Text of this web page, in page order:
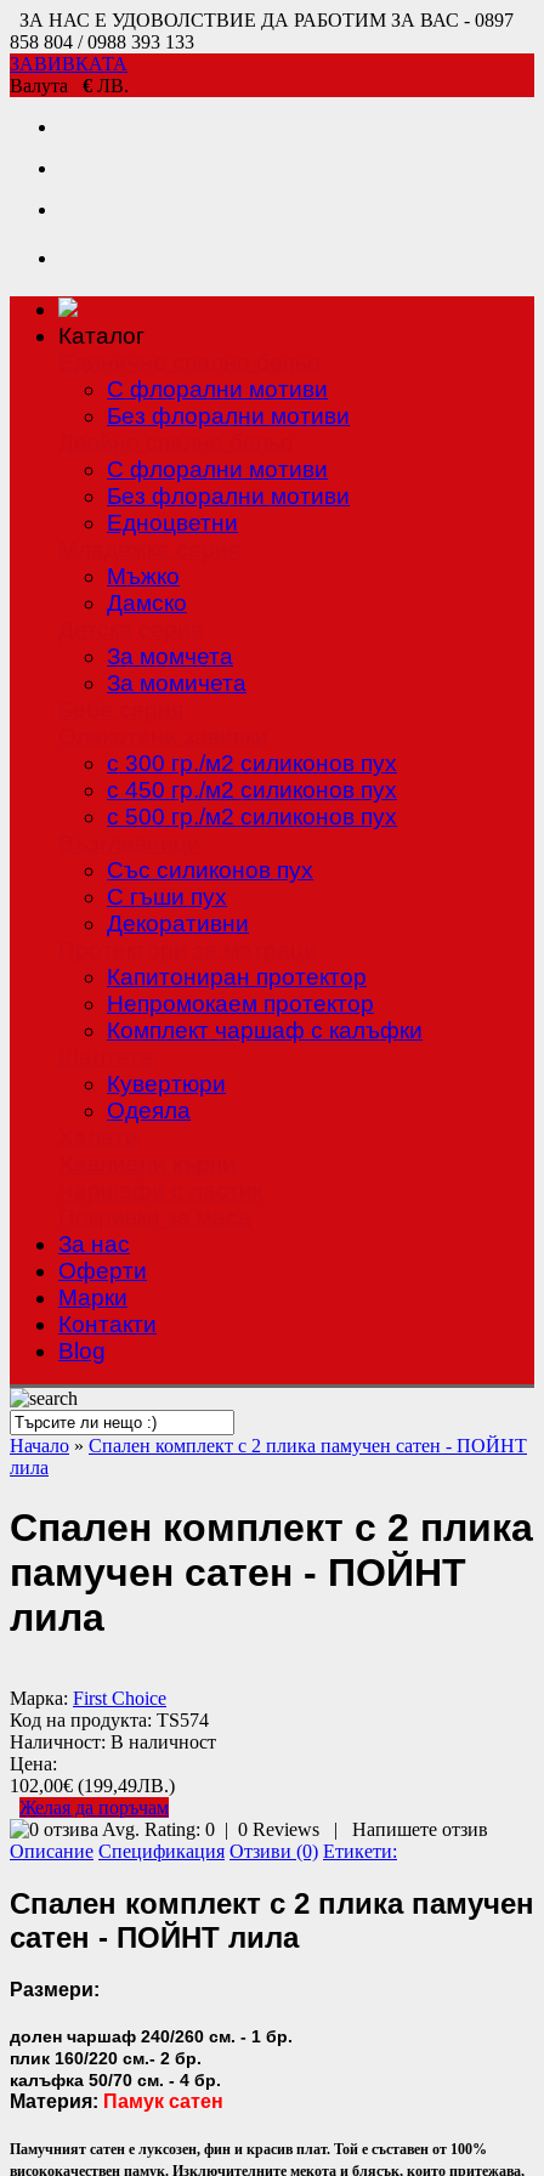
ЗА НАС Е УДОВОЛСТВИЕ ДА РАБОТИМ ЗА ВАС - 0897
858 804 / 0988 393 133
ЗАВИВКАТА
Валута € ЛВ.
Каталог
С флорални мотиви
Без флорални мотиви
С флорални мотиви
Без флорални мотиви
Едноцветни
Мъжко
Дамско
За момчета
За момичета
с 300 гр./м2 силиконов пух
с 450 гр./м2 силиконов пух
с 500 гр./м2 силиконов пух
Със силиконов пух
С гъши пух
Декоративни
Капитониран протектор
Непромокаем протектор
Комплект чаршаф с калъфки
Кувертюри
Одеяла
За нас
Оферти
Mарки
Контакти
Blog
Начало » Спален комплект с 2 плика памучен сатен - ПОЙНТ
лила
Спален комплект с 2 плика
памучен сатен - ПОЙНТ
лила
Марка: First Choice
Код на продукта: TS574
Наличност: В наличност
Цена:
102,00€ (199,49ЛВ.)
Желая да поръчам
Avg. Rating: 0 | 0 Reviews | Напишете отзив
Описание Спецификация Отзиви (0) Етикети:
Спален комплект с 2 плика памучен
сатен - ПОЙНТ лила
Размери:
долен чаршаф 240/260 см. - 1 бр.
плик 160/220 см.- 2 бр.
калъфка 50/70 см. - 4 бр.
Материя: Памук сатен
Памучният сатен е луксозен, фин и красив плат. Той е съставен от 100%
висококачествен памук. Изключителните мекота и блясък, които притежава,